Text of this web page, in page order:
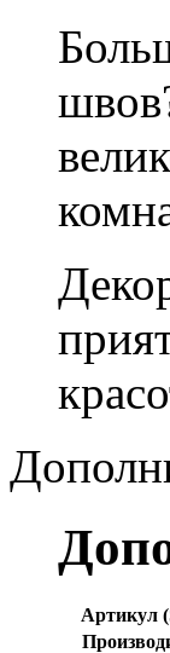
Артикул